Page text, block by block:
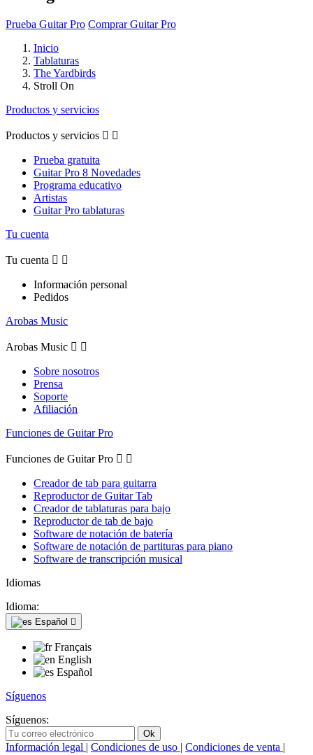
Prueba Guitar Pro Comprar Guitar Pro
Inicio
Tablaturas
The Yardbirds
Stroll On
Productos y servicios
Productos y servicios  
Prueba gratuita
Guitar Pro 8 Novedades
Programa educativo
Artistas
Guitar Pro tablaturas
Tu cuenta
Tu cuenta  
Información personal
Pedidos
Arobas Music
Arobas Music  
Sobre nosotros
Prensa
Soporte
Afiliación
Funciones de Guitar Pro
Funciones de Guitar Pro  
Creador de tab para guitarra
Reproductor de Guitar Tab
Creador de tablaturas para bajo
Reproductor de tab de bajo
Software de notación de batería
Software de notación de partituras para piano
Software de transcripción musical
Idiomas
Idioma:
Español 
Français
English
Español
Síguenos
Síguenos:
Información legal | Condiciones de uso | Condiciones de venta |